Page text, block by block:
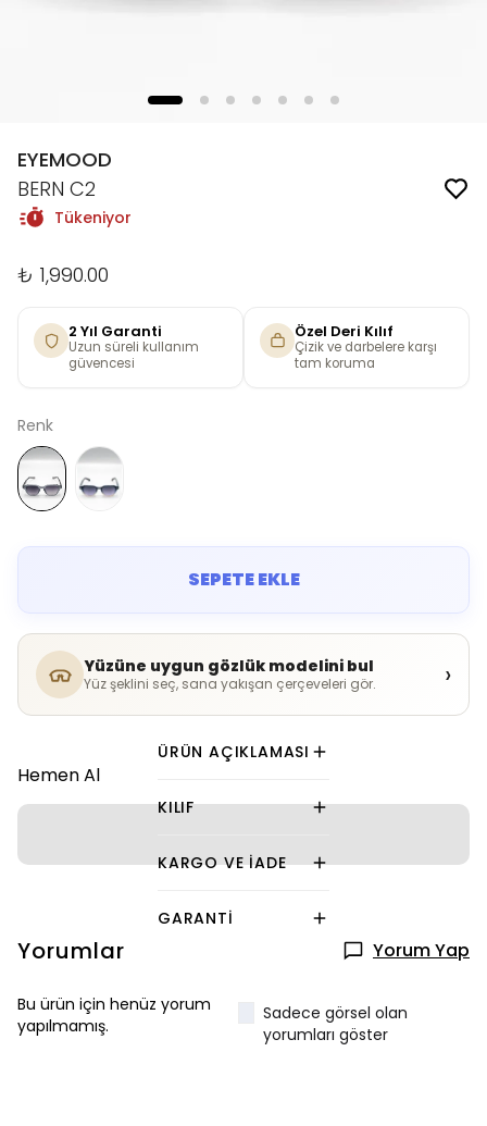
EYEMOOD
BERN C2
Tükeniyor
₺ 1,990.00
2 Yıl Garanti
Uzun süreli kullanım
güvencesi
Özel Deri Kılıf
Çizik ve darbelere karşı
tam koruma
Renk
SEPETE EKLE
Yüzüne uygun gözlük modelini bul
Yüz şeklini seç, sana yakışan çerçeveleri gör. ›
Hemen Al
ÜRÜN AÇIKLAMASI
KILIF
KARGO VE İADE
GARANTI
Yorumlar Yorum Yap
Bu ürün için henüz yorum
yapılmamış.
Sadece görsel olan
yorumları göster